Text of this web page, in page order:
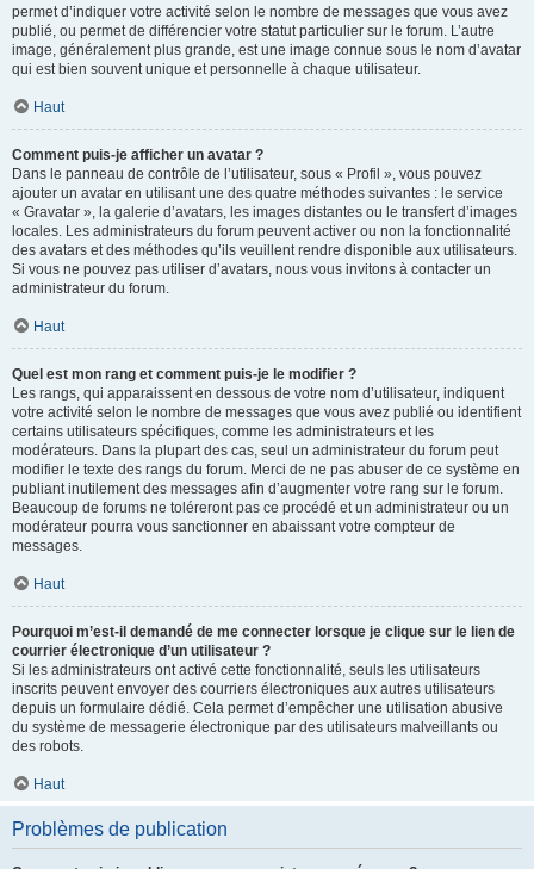
permet d’indiquer votre activité selon le nombre de messages que vous avez
publié, ou permet de différencier votre statut particulier sur le forum. L’autre
image, généralement plus grande, est une image connue sous le nom d’avatar
qui est bien souvent unique et personnelle à chaque utilisateur.
Haut
Comment puis-je afficher un avatar ?
Dans le panneau de contrôle de l’utilisateur, sous « Profil », vous pouvez
ajouter un avatar en utilisant une des quatre méthodes suivantes : le service
« Gravatar », la galerie d’avatars, les images distantes ou le transfert d’images
locales. Les administrateurs du forum peuvent activer ou non la fonctionnalité
des avatars et des méthodes qu’ils veuillent rendre disponible aux utilisateurs.
Si vous ne pouvez pas utiliser d’avatars, nous vous invitons à contacter un
administrateur du forum.
Haut
Quel est mon rang et comment puis-je le modifier ?
Les rangs, qui apparaissent en dessous de votre nom d’utilisateur, indiquent
votre activité selon le nombre de messages que vous avez publié ou identifient
certains utilisateurs spécifiques, comme les administrateurs et les
modérateurs. Dans la plupart des cas, seul un administrateur du forum peut
modifier le texte des rangs du forum. Merci de ne pas abuser de ce système en
publiant inutilement des messages afin d’augmenter votre rang sur le forum.
Beaucoup de forums ne toléreront pas ce procédé et un administrateur ou un
modérateur pourra vous sanctionner en abaissant votre compteur de
messages.
Haut
Pourquoi m’est-il demandé de me connecter lorsque je clique sur le lien de
courrier électronique d’un utilisateur ?
Si les administrateurs ont activé cette fonctionnalité, seuls les utilisateurs
inscrits peuvent envoyer des courriers électroniques aux autres utilisateurs
depuis un formulaire dédié. Cela permet d’empêcher une utilisation abusive
du système de messagerie électronique par des utilisateurs malveillants ou
des robots.
Haut
Problèmes de publication